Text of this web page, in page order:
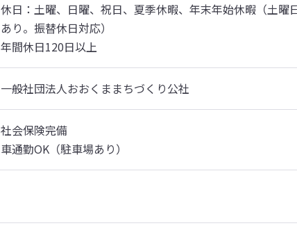
休日：土曜、日曜、祝日、夏季休暇、年末年始休暇（土
あり。振替休日対応）
年間休日120日以上
一般社団法人おおくままちづくり公社
社会保険完備
車通勤OK（駐車場あり）